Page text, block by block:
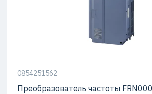
0854251562
Преобразователь частоты